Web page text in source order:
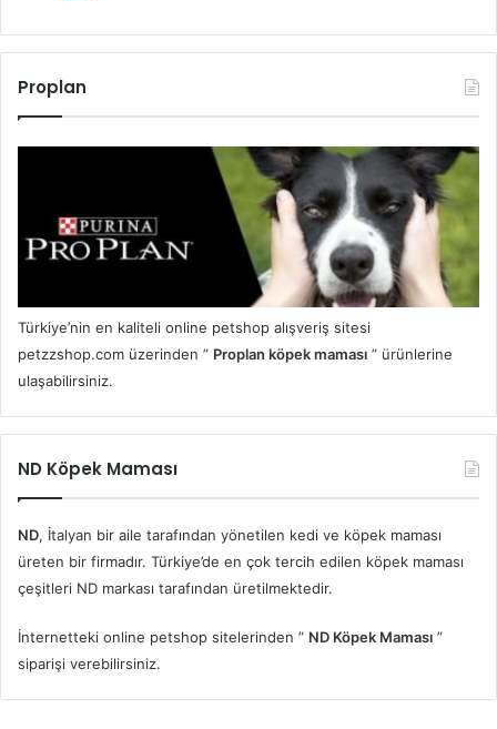
Proplan
Türkiye’nin en kaliteli online petshop alışveriş sitesi
petzzshop.com üzerinden ” Proplan köpek maması ” ürünlerine
ulaşabilirsiniz.
ND Köpek Maması
ND, İtalyan bir aile tarafından yönetilen kedi ve köpek maması
üreten bir firmadır. Türkiye’de en çok tercih edilen köpek maması
çeşitleri ND markası tarafından üretilmektedir.
İnternetteki online petshop sitelerinden ” ND Köpek Maması ”
siparişi verebilirsiniz.